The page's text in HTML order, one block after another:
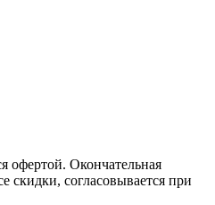
офертой. Окончательная
скидки, согласовывается при